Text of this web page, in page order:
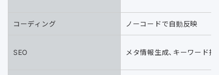
コーディング ノーコードで自動反映
SEO メタ情報生成、キーワード抽